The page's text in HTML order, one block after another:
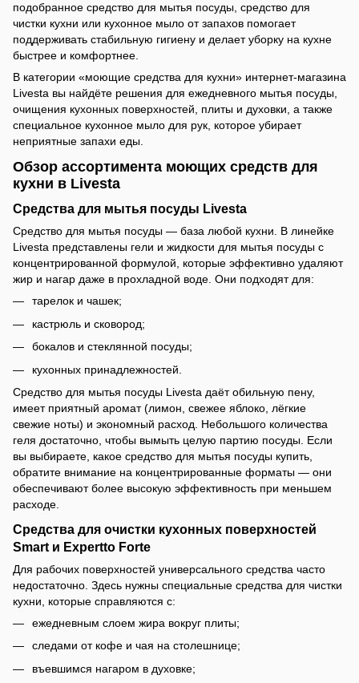
подобранное средство для мытья посуды, средство для
чистки кухни или кухонное мыло от запахов помогает
поддерживать стабильную гигиену и делает уборку на кухне
быстрее и комфортнее.
В категории «моющие средства для кухни» интернет-магазина
Livesta вы найдёте решения для ежедневного мытья посуды,
очищения кухонных поверхностей, плиты и духовки, а также
специальное кухонное мыло для рук, которое убирает
неприятные запахи еды.
Обзор ассортимента моющих средств для
кухни в Livesta
Средства для мытья посуды Livesta
Средство для мытья посуды — база любой кухни. В линейке
Livesta представлены гели и жидкости для мытья посуды с
концентрированной формулой, которые эффективно удаляют
жир и нагар даже в прохладной воде. Они подходят для:
тарелок и чашек;
кастрюль и сковород;
бокалов и стеклянной посуды;
кухонных принадлежностей.
Средство для мытья посуды Livesta даёт обильную пену,
имеет приятный аромат (лимон, свежее яблоко, лёгкие
свежие ноты) и экономный расход. Небольшого количества
геля достаточно, чтобы вымыть целую партию посуды. Если
вы выбираете, какое средство для мытья посуды купить,
обратите внимание на концентрированные форматы — они
обеспечивают более высокую эффективность при меньшем
расходе.
Средства для очистки кухонных поверхностей
Smart и Expertto Forte
Для рабочих поверхностей универсального средства часто
недостаточно. Здесь нужны специальные средства для чистки
кухни, которые справляются с:
ежедневным слоем жира вокруг плиты;
следами от кофе и чая на столешнице;
въевшимся нагаром в духовке;